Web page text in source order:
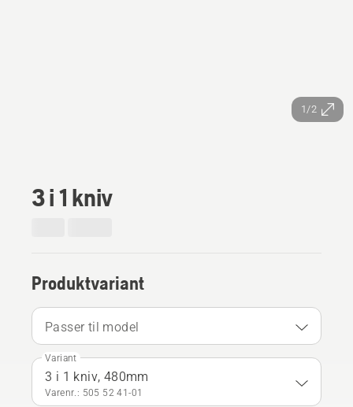
1/2
3 i 1 kniv
Produktvariant
Passer til model
Variant
3 i 1 kniv, 480mm
Varenr.: 505 52 41‑01